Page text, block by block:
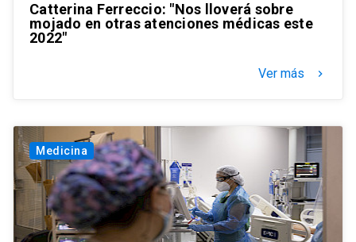
Catterina Ferreccio: "Nos lloverá sobre
mojado en otras atenciones médicas este
2022"
Ver más keyboard_arrow_right
Medicina